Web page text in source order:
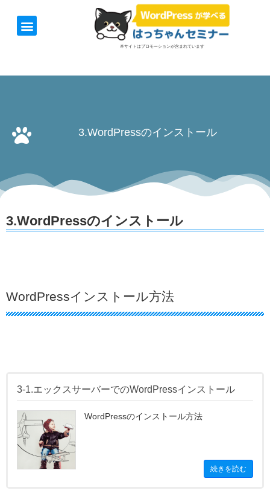
本サイトはプロモーションが含まれています
3.WordPressのインストール
3.WordPressのインストール
WordPressインストール方法
3-1.エックスサーバーでのWordPressインストール
WordPressのインストール方法
続きを読む